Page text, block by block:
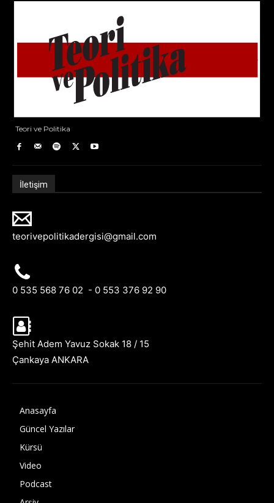
Teori ve Politika
İletişim
teorivepolitikadergisi@gmail.com
0 535 568 76 02 - 0 553 376 92 90
Şehit Adem Yavuz Sokak 18 / 15
Çankaya ANKARA
Anasayfa
Güncel Yazılar
Kürsü
Video
Podcast